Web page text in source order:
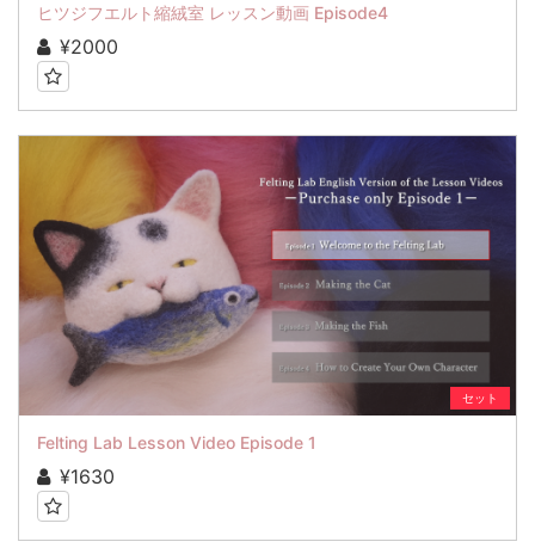
ヒツジフエルト縮絨室 レッスン動画 Episode4
¥2000
セット
Felting Lab Lesson Video Episode 1
¥1630